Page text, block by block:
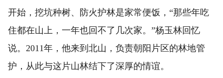
开始，挖坑种树、防火护林是家常便饭，“那些年吃
住都在山上，一年也回不了几次家。”杨玉林回忆
说。2011年，他来到北山，负责朝阳片区的林地管
护，从此与这片山林结下了深厚的情谊。